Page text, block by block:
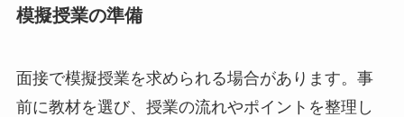
模擬授業の準備
面接で模擬授業を求められる場合があります。事
前に教材を選び、授業の流れやポイントを整理し